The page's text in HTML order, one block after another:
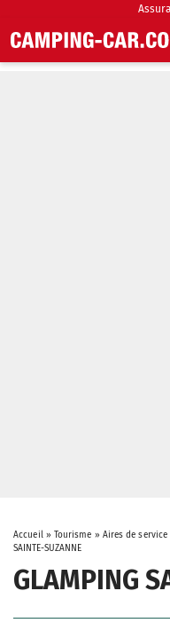
Accueil» Tourisme » Aires de service
SAINTE-SUZANNE
GLAMPING